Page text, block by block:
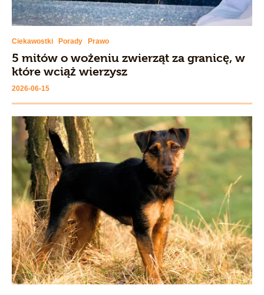
Ciekawostki Porady Prawo
5 mitów o wożeniu zwierząt za granicę, w
które wciąż wierzysz
2026-06-15